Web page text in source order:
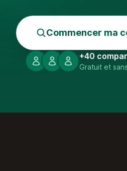
Commencer ma
+40
Gratuit et